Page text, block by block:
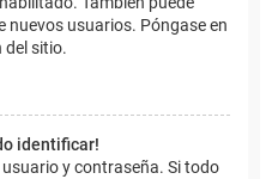
nuevos usuarios. Póngase en
sitio.
identificar!
y contraseña. Si todo